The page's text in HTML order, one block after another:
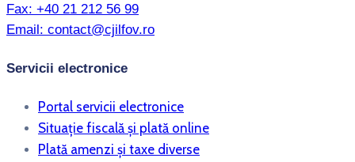
Fax: +40 21 212 56 99
Email: contact@cjilfov.ro
Servicii electronice
Portal servicii electronice
Situație fiscală și plată online
Plată amenzi și taxe diverse